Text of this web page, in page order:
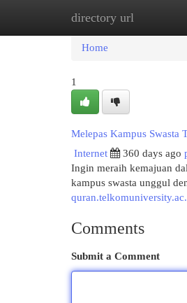
directory url
Home
Home
1
Melepas Kampus Swasta
Internet
360 days ago
Ingin meraih kemajuan
kampus swasta unggul
Comments
Submit a Comment